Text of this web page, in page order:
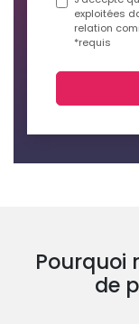
exploitées
relation
*requis
Pourquoi
de